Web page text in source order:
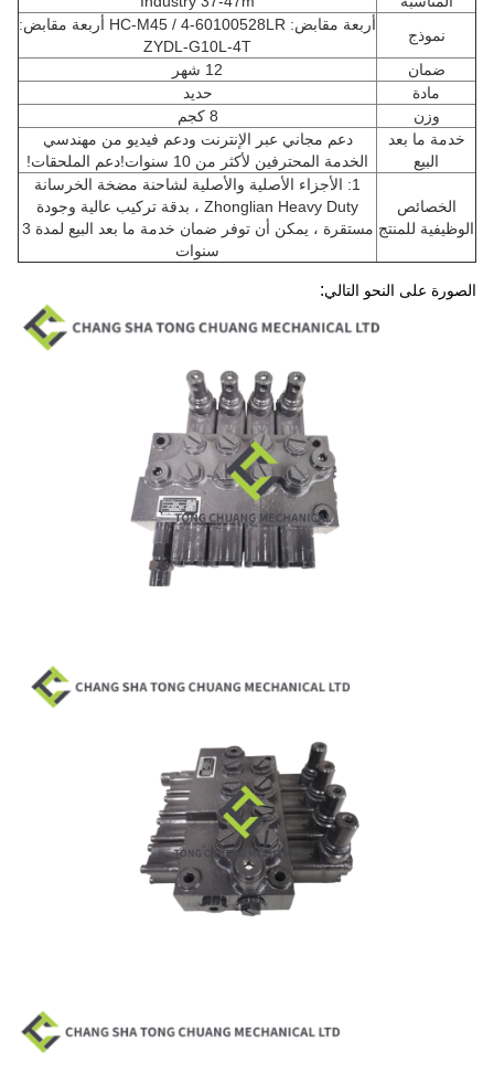
نموذج
أربعة مقابض: HC-M45 / 4-60100528LR أربعة مقابض:
ZYDL-G10L-4T
ضمان
12 شهر
مادة
حديد
وزن
8 كجم
خدمة ما بعد
البيع
دعم مجاني عبر الإنترنت ودعم فيديو من مهندسي
الخدمة المحترفين لأكثر من 10 سنوات!دعم الملحقات!
الخصائص
الوظيفية للمنتج
1: الأجزاء الأصلية والأصلية لشاحنة مضخة الخرسانة
Zhonglian Heavy Duty ، بدقة تركيب عالية وجودة
مستقرة ، يمكن أن توفر ضمان خدمة ما بعد البيع لمدة 3
سنوات
الصورة على النحو التالي: